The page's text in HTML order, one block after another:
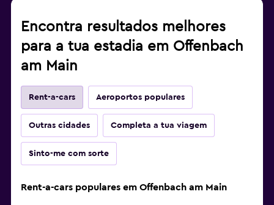
Encontra resultados melhores
para a tua estadia em Offenbach
am Main
Rent-a-cars Aeroportos populares
Outras cidades Completa a tua viagem
Sinto-me com sorte
Rent-a-cars populares em Offenbach am Main